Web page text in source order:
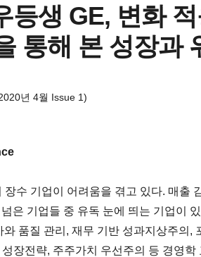
등생 GE, 변화
통해 본 성장과
년 4월 Issue 1)
장수 기업이 어려움을 겪고 있다. 매출
은 기업들 중 유독 눈에 띄는 기업이
품질 관리, 재무 기반 성과지상주의,
장전략, 주주가치 우선주의 등 경영